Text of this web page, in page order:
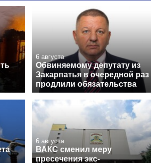
6 августа
Обвиняемому депутату из
Закарпатья в очередной раз
продлили обязательства
6 августа
ВАКС сменил меру
пресечения экс-